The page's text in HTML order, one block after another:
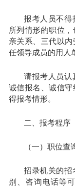
报考人员不得
所列情形的职位
亲关系、三代以
任领导成员的用人
请报考人员认
诚信报名、诚信
得报考情形。
二、报考程序
（一）职位查
招录机关的招
别、咨询电话等